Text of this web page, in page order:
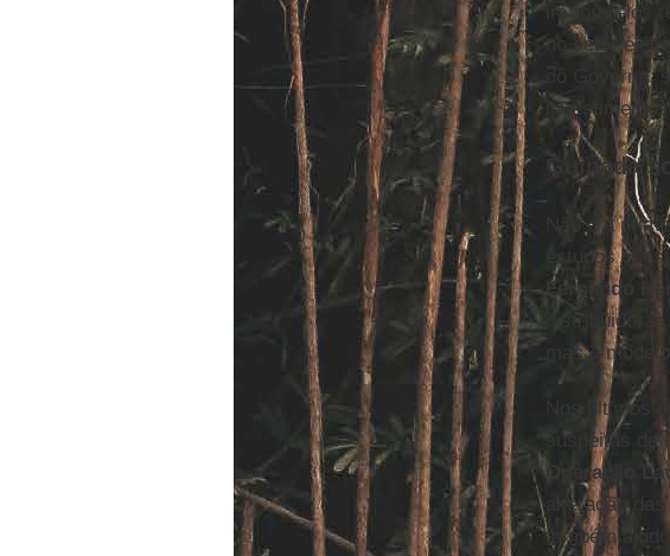
irá torná-los
no setor
do
Guinada
Não é a
estudos
Fernando
mas o
Nos últimos
suspeitas
Operação
alteração
também